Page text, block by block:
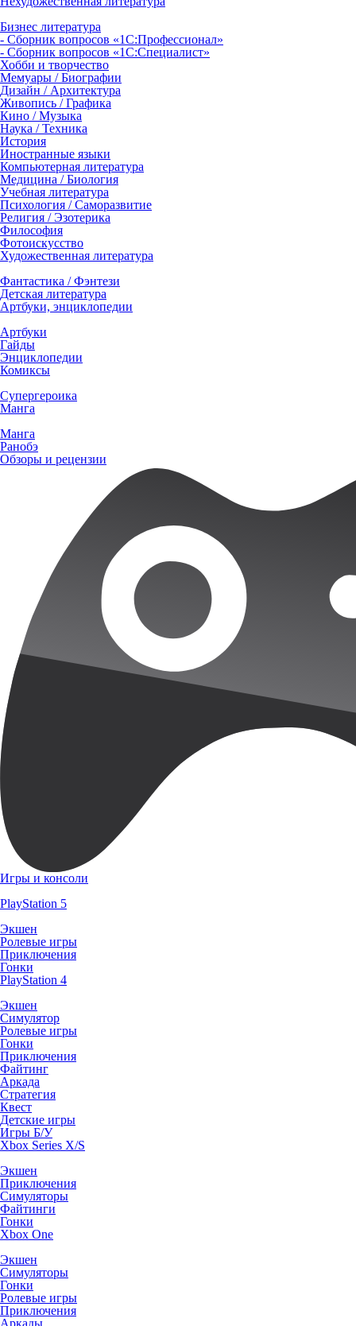
Бизнес литература
- Сборник вопросов «1С:Профессионал»
- Сборник вопросов «1С:Специалист»
Хобби и творчество
Мемуары / Биографии
Дизайн / Архитектура
Живопись / Графика
Кино / Музыка
Наука / Техника
История
Иностранные языки
Компьютерная литература
Медицина / Биология
Учебная литература
Психология / Саморазвитие
Религия / Эзотерика
Философия
Фотоискусство
Художественная литература
Фантастика / Фэнтези
Детская литература
Артбуки, энциклопедии
Артбуки
Гайды
Энциклопедии
Комиксы
Супергероика
Манга
Манга
Ранобэ
Обзоры и рецензии
Игры и консоли
PlayStation 5
Экшен
Ролевые игры
Приключения
Гонки
PlayStation 4
Экшен
Симулятор
Ролевые игры
Гонки
Приключения
Файтинг
Аркада
Стратегия
Квест
Детские игры
Игры Б/У
Xbox Series X/S
Экшен
Приключения
Симуляторы
Файтинги
Гонки
Xbox One
Экшен
Симуляторы
Гонки
Ролевые игры
Приключения
Аркады